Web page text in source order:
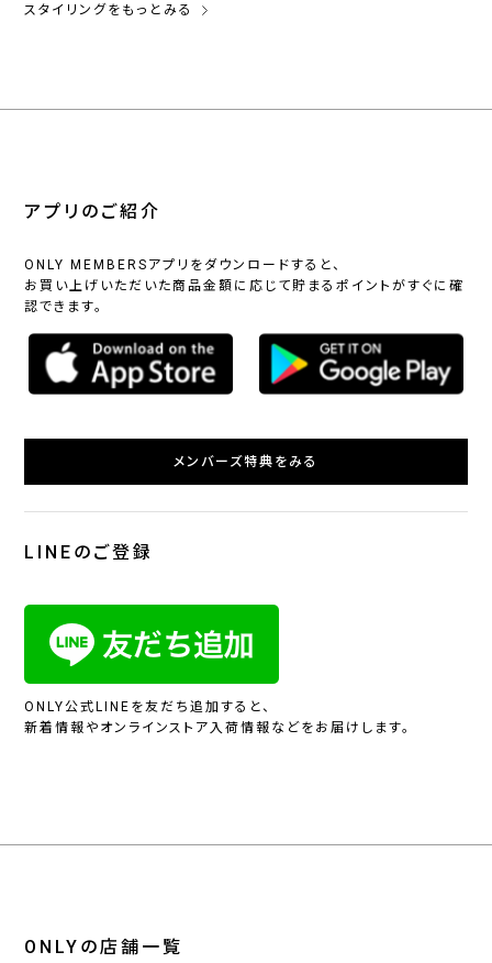
スタイリングをもっとみる
アプリのご紹介
ONLY MEMBERSアプリをダウンロードすると、
お買い上げいただいた商品金額に応じて貯まるポイントがすぐに確
認できます。
メンバーズ特典をみる
LINEのご登録
ONLY公式LINEを友だち追加すると、
新着情報やオンラインストア入荷情報などをお届けします。
ONLYの店舗一覧